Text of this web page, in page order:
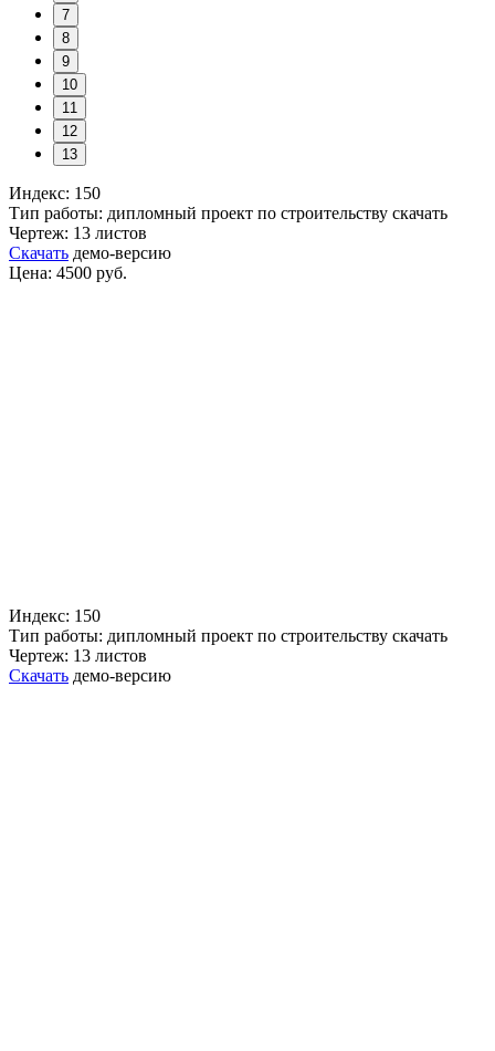
7
8
9
10
11
12
13
Индекс: 150
Тип работы: дипломный проект по строительству скачать
Чертеж: 13 листов
Скачать демо-версию
Цена: 4500 руб.
Индекс: 150
Тип работы: дипломный проект по строительству скачать
Чертеж: 13 листов
Скачать демо-версию